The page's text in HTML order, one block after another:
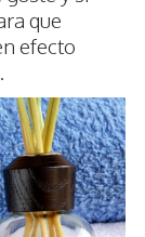
que
efecto